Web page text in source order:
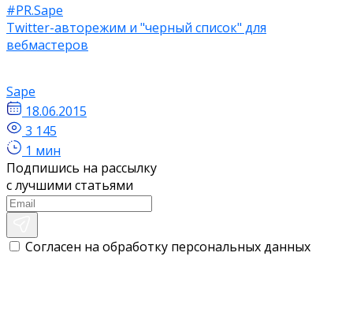
#PR.Sape
Twitter-авторежим и "черный список" для
вебмастеров
Sape
18.06.2015
3 145
1 мин
Подпишись на рассылку
с лучшими статьями
Согласен на обработку персональных данных